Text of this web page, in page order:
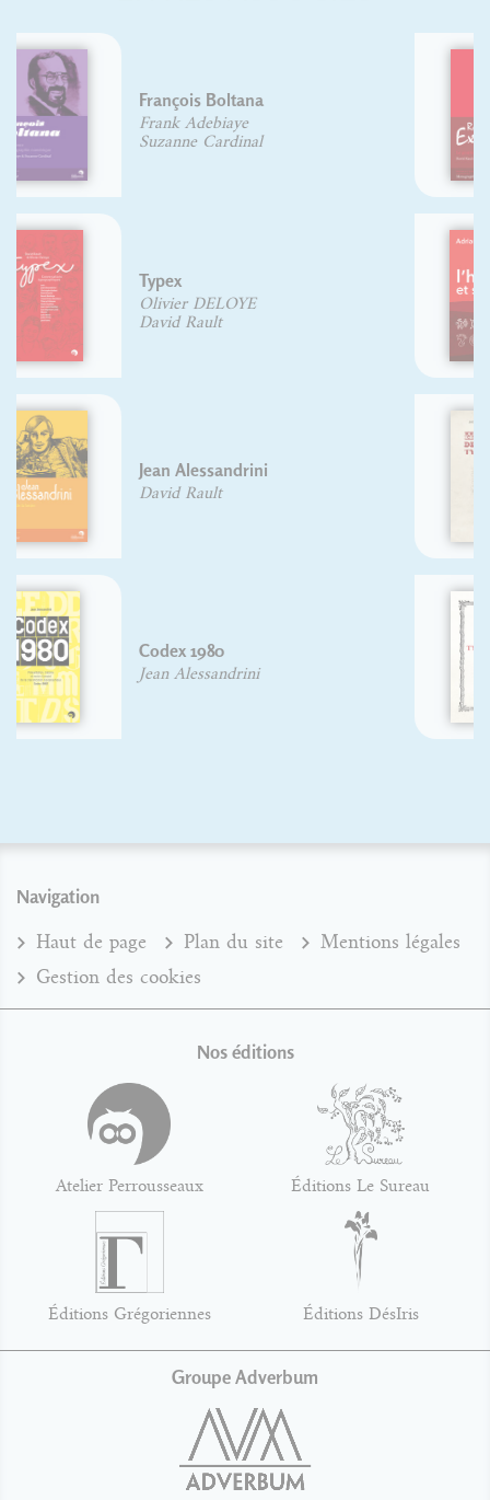
Roger Excoffon
David Rault
Adrian Frutiger
typographique : Le XIXe siècle
français
Jacques André
Histoire de l'écriture
typographique, le XVIIIe siècle, I/II
Yves Perrousseaux
Navigation
Haut de page Plan du site
Mentions légales
Gestion des cookies
Nos éditions
Atelier Perrousseaux Éditions Le Sureau
Éditions Grégoriennes Éditions DésIris
Groupe Adverbum